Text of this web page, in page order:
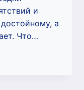
и
а
Что…